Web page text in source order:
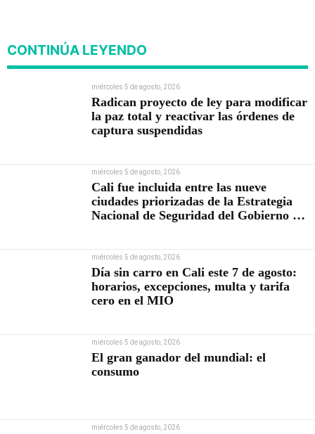
CONTINÚA LEYENDO
miércoles 5 de agosto, 2026
Radican proyecto de ley para modificar
la paz total y reactivar las órdenes de
captura suspendidas
miércoles 5 de agosto, 2026
Cali fue incluida entre las nueve
ciudades priorizadas de la Estrategia
Nacional de Seguridad del Gobierno de
miércoles 5 de agosto, 2026
Día sin carro en Cali este 7 de agosto:
horarios, excepciones, multa y tarifa
cero en el MIO
miércoles 5 de agosto, 2026
El gran ganador del mundial: el
consumo
miércoles 5 de agosto, 2026